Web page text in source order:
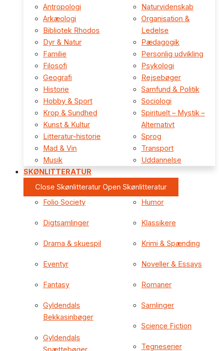
Antropologi
Arkæologi
Bibliotek Rhodos
Dyr & Natur
Familie
Filosofi
Geografi
Historie
Hobby & Sport
Krop & Sundhed
Kunst & Kultur
Litteratur-historie
Mad & Vin
Musik
Naturvidenskab
Organisation &
Ledelse
Pædagogik
Personlig udvikling
Psykologi
Rejsebøger
Samfund & Politik
Sociologi
Spirituelt – Mystik –
Alternativt
Sprog
Transport
Uddannelse
SKØNLITTERATUR
Close Skønlitteratur Open Skønlitteratur
Folio Society
Digtsamlinger
Drama & skuespil
Eventyr
Fantasy
Gyldendals
Bekkasinbøger
Gyldendals
Humor
Klassikere
Krimi & Spænding
Noveller & Essays
Romaner
Samlinger
Science Fiction
Tegneserier